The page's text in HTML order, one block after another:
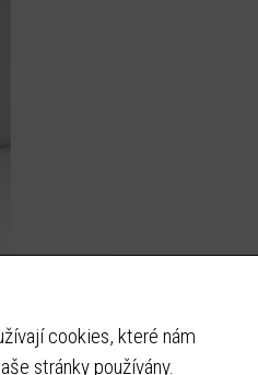
cookies, které nám
stránky používány.